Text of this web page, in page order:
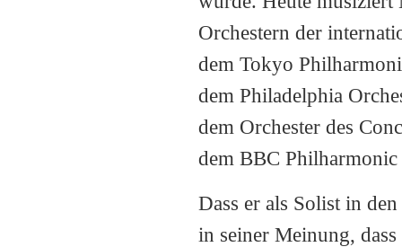
Orchestern der
dem Tokyo
dem Philadelphia
dem Orchester des
dem BBC Philharmonic
Dass er als Solist in
in seiner Meinung,